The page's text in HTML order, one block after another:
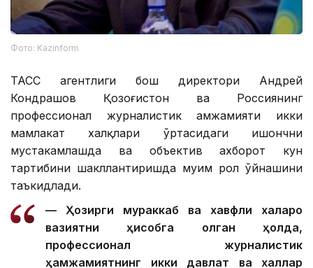
Фото: Kazinform
ТАСС агентлиги бош директори Андрей
Кондрашов Қозоғистон ва Россиянинг
профессионал журналистик ҳамжамияти икки
мамлакат халқлари ўртасидаги ишончни
мустаҳкамлашда ва объектив ахборот кун
тартибини шакллантиришда муҳим рол ўйнашини
таъкидлади.
— Ҳозирги мураккаб ва хавфли халқаро
вазиятни ҳисобга олган ҳолда,
профессионал журналистик
ҳамжамиятнинг икки давлат ва халқлар